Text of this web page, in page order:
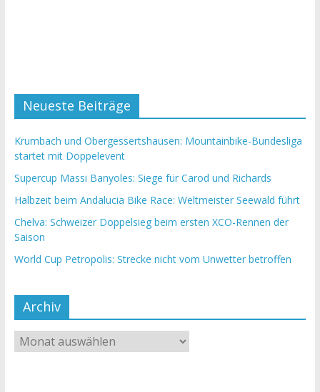
Neueste Beiträge
Krumbach und Obergessertshausen: Mountainbike-Bundesliga
startet mit Doppelevent
Supercup Massi Banyoles: Siege für Carod und Richards
Halbzeit beim Andalucia Bike Race: Weltmeister Seewald führt
Chelva: Schweizer Doppelsieg beim ersten XCO-Rennen der
Saison
World Cup Petropolis: Strecke nicht vom Unwetter betroffen
Archiv